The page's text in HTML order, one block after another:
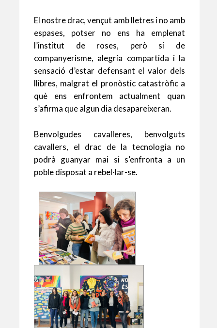
El nostre drac, vençut amb lletres i no amb
espases, potser no ens ha emplenat
l’institut de roses, però si de
companyerisme, alegria compartida i la
sensació d’estar defensant el valor dels
llibres, malgrat el pronòstic catastròfic a
què ens enfrontem actualment quan
s’afirma que algun dia desapareixeran.
Benvolgudes cavalleres, benvolguts
cavallers, el drac de la tecnologia no
podrà guanyar mai si s’enfronta a un
poble disposat a rebel·lar-se.